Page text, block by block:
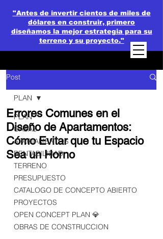
"Antes de invertir cientos de miles de
dólares en construir, primero
diseñamos la mejor estrategia para su
terreno y su proyecto."
Post
PLAN
CASAS
APARTAMENTOS
RENTABILIDAD
TERRENO
PRESUPUESTO
CATALOGO DE CONCEPTO ABIERTO
PROYECTOS
OPEN CONCEPT PLAN 💎
OBRAS DE CONSTRUCCION
PLAN
Errores Comunes en el
Diseño de Apartamentos:
Cómo Evitar que tu Espacio
Sea un Horno